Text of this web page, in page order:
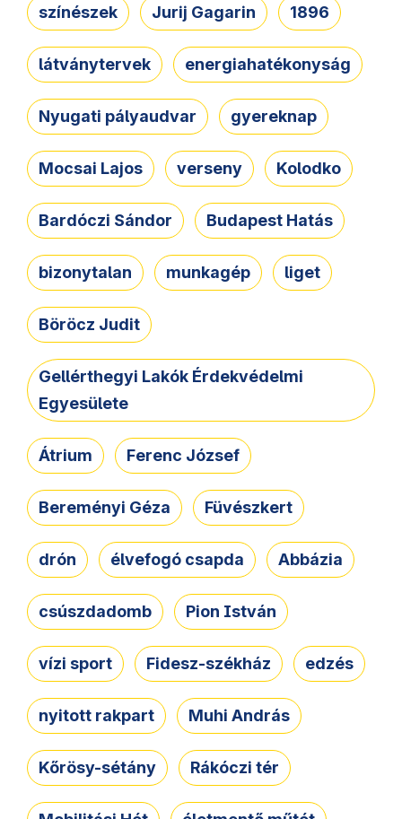
színészek Jurij Gagarin 1896
látványtervek energiahatékonyság
Nyugati pályaudvar gyereknap
Mocsai Lajos verseny Kolodko
Bardóczi Sándor Budapest Hatás
bizonytalan munkagép liget
Böröcz Judit
Gellérthegyi Lakók Érdekvédelmi
Egyesülete
Átrium Ferenc József
Bereményi Géza Füvészkert
drón élvefogó csapda Abbázia
csúszdadomb Pion István
vízi sport Fidesz-székház edzés
nyitott rakpart Muhi András
Kőrösy-sétány Rákóczi tér